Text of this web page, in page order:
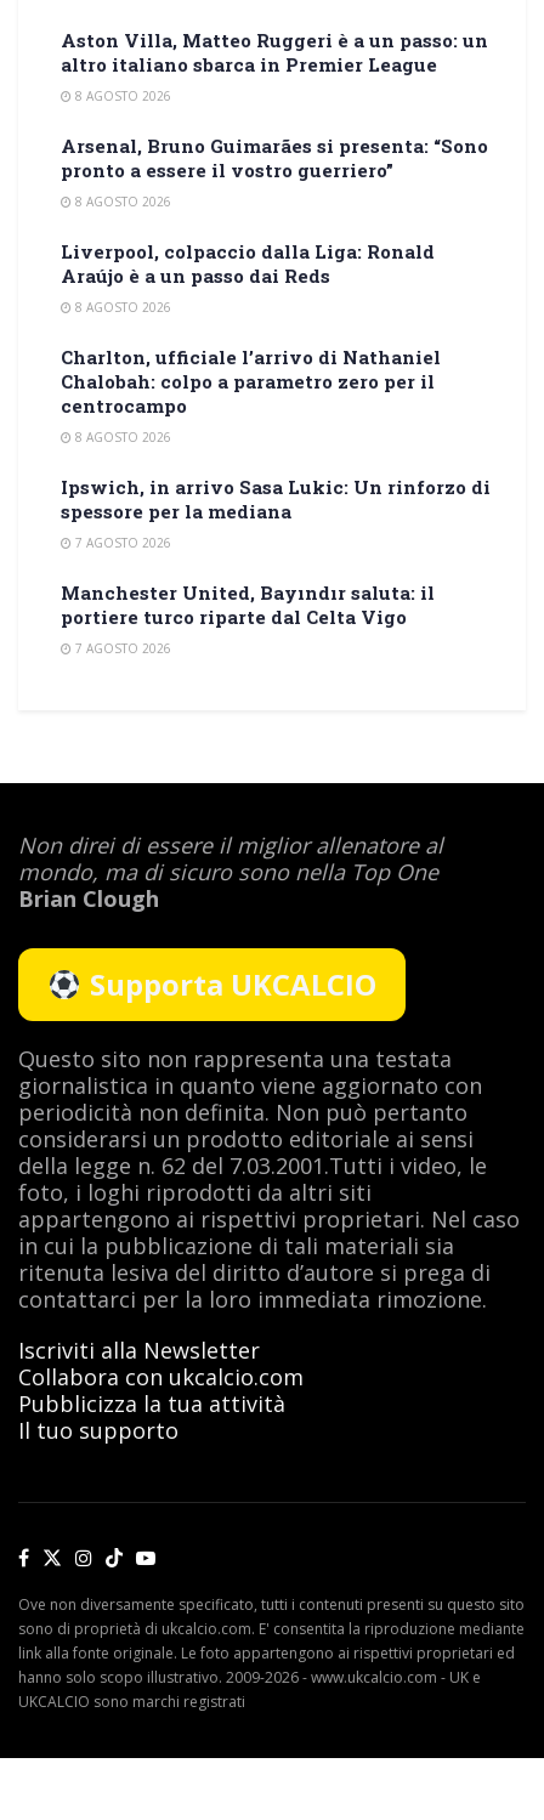
Aston Villa, Matteo Ruggeri è a un passo: un
altro italiano sbarca in Premier League
8 AGOSTO 2026
Arsenal, Bruno Guimarães si presenta: “Sono
pronto a essere il vostro guerriero”
8 AGOSTO 2026
Liverpool, colpaccio dalla Liga: Ronald
Araújo è a un passo dai Reds
8 AGOSTO 2026
Charlton, ufficiale l’arrivo di Nathaniel
Chalobah: colpo a parametro zero per il
centrocampo
8 AGOSTO 2026
Ipswich, in arrivo Sasa Lukic: Un rinforzo di
spessore per la mediana
7 AGOSTO 2026
Manchester United, Bayındır saluta: il
portiere turco riparte dal Celta Vigo
7 AGOSTO 2026
Non direi di essere il miglior allenatore al
mondo, ma di sicuro sono nella Top One
Brian Clough
Supporta UKCALCIO
Questo sito non rappresenta una testata
giornalistica in quanto viene aggiornato con
periodicità non definita. Non può pertanto
considerarsi un prodotto editoriale ai sensi
della legge n. 62 del 7.03.2001.Tutti i video, le
foto, i loghi riprodotti da altri siti
appartengono ai rispettivi proprietari. Nel caso
in cui la pubblicazione di tali materiali sia
ritenuta lesiva del diritto d’autore si prega di
contattarci per la loro immediata rimozione.
Iscriviti alla Newsletter
Collabora con ukcalcio.com
Pubblicizza la tua attività
Il tuo supporto
Ove non diversamente specificato, tutti i contenuti presenti su questo sito
sono di proprietà di ukcalcio.com. E' consentita la riproduzione mediante
link alla fonte originale. Le foto appartengono ai rispettivi proprietari ed
hanno solo scopo illustrativo. 2009-2026 - www.ukcalcio.com - UK e
UKCALCIO sono marchi registrati